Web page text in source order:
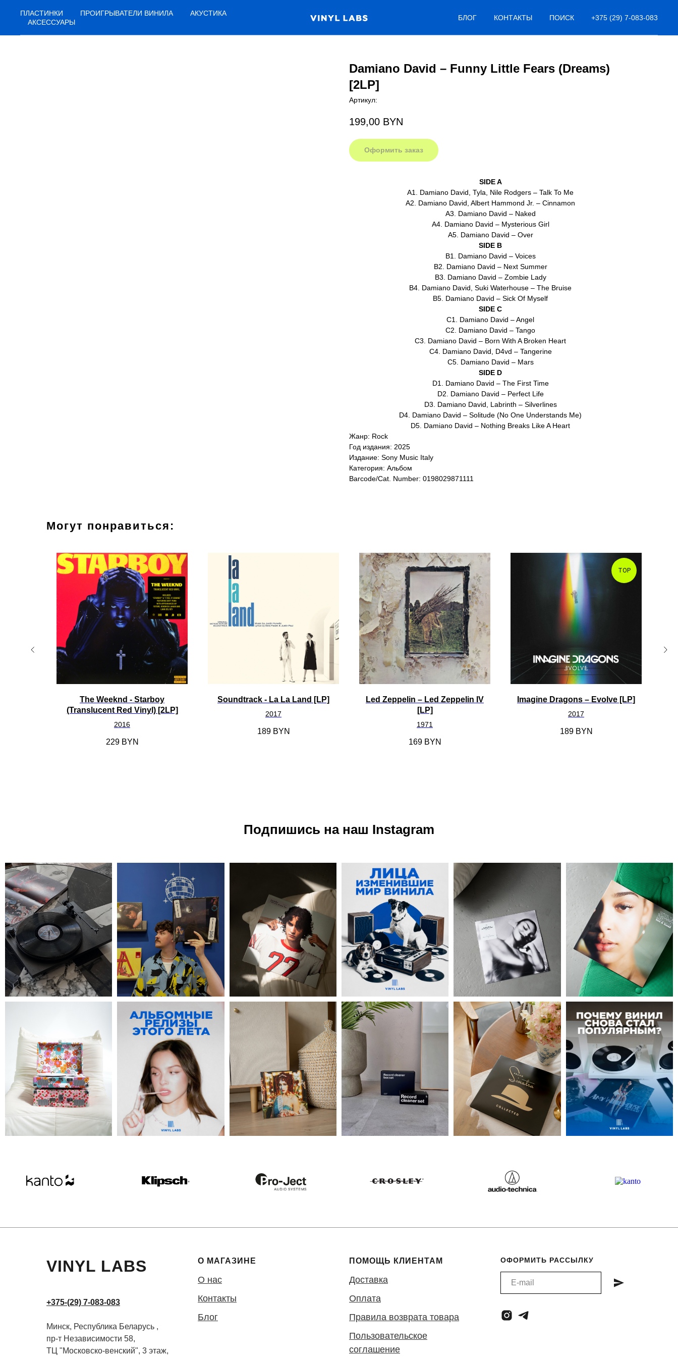
ПЛАСТИНКИ ПРОИГРЫВАТЕЛИ ВИНИЛА
АКУСТИКА
АКСЕССУАРЫ
БЛОГ КОНТАКТЫ ПОИСК +375 (29) 7-083-083
Damiano David – Funny Little Fears (Dreams)
[2LP]
Артикул:
199,00 BYN
Оформить заказ
SIDE A
A1. Damiano David, Tyla, Nile Rodgers – Talk To Me
A2. Damiano David, Albert Hammond Jr. – Cinnamon
A3. Damiano David – Naked
A4. Damiano David – Mysterious Girl
A5. Damiano David – Over
SIDE B
B1. Damiano David – Voices
B2. Damiano David – Next Summer
B3. Damiano David – Zombie Lady
B4. Damiano David, Suki Waterhouse – The Bruise
B5. Damiano David – Sick Of Myself
SIDE C
C1. Damiano David – Angel
C2. Damiano David – Tango
C3. Damiano David – Born With A Broken Heart
C4. Damiano David, D4vd – Tangerine
C5. Damiano David – Mars
SIDE D
D1. Damiano David – The First Time
D2. Damiano David – Perfect Life
D3. Damiano David, Labrinth – Silverlines
D4. Damiano David – Solitude (No One Understands Me)
D5. Damiano David – Nothing Breaks Like A Heart
Жанр: Rock
Год издания: 2025
Издание: Sony Music Italy
Категория: Альбом
Barcode/Cat. Number: 0198029871111
Могут понравиться:
The Weeknd - Starboy
(Translucent Red Vinyl) [2LP]
2016
229 BYN
Soundtrack - La La Land [LP]
2017
189 BYN
Led Zeppelin ‎– Led Zeppelin IV
[LP]
1971
169 BYN
TOP
Imagine Dragons ‎– Evolve [LP]
2017
189 BYN
Подпишись на наш Instagram
VINYL LABS
+375-(29) 7-083-083
Минск, Республика Беларусь ,
пр-т Независимости 58,
ТЦ "Московско-венский", 3 этаж,
О МАГАЗИНЕ
О нас
Контакты
Блог
ПОМОЩЬ КЛИЕНТАМ
Доставка
Оплата
Правила возврата товара
Пользовательское
соглашение
ОФОРМИТЬ РАССЫЛКУ